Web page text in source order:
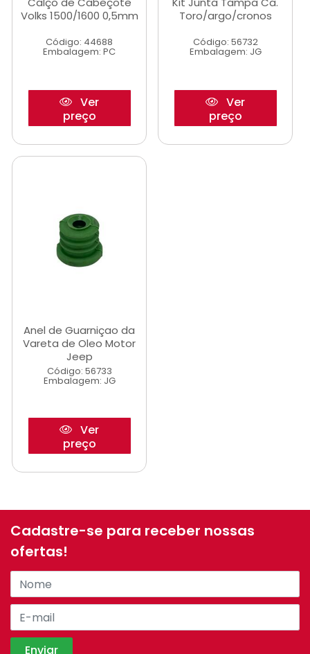
Volks 1500/1600 0,5mm
Código: 44688
Embalagem: PC
Ver
preço
Toro/argo/cronos
Código: 56732
Embalagem: JG
Ver
preço
Anel de Guarniçao da
Vareta de Oleo Motor
Jeep
Código: 56733
Embalagem: JG
Ver
preço
Cadastre-se para receber nossas
ofertas!